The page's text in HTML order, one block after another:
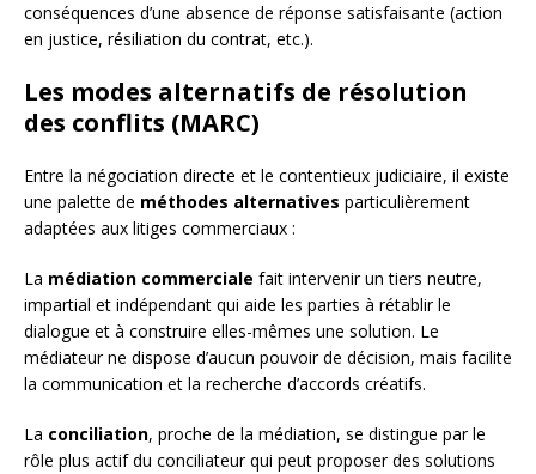
conséquences d’une absence de réponse satisfaisante (action
en justice, résiliation du contrat, etc.).
Les modes alternatifs de résolution
des conflits (MARC)
Entre la négociation directe et le contentieux judiciaire, il existe
une palette de méthodes alternatives particulièrement
adaptées aux litiges commerciaux :
La médiation commerciale fait intervenir un tiers neutre,
impartial et indépendant qui aide les parties à rétablir le
dialogue et à construire elles-mêmes une solution. Le
médiateur ne dispose d’aucun pouvoir de décision, mais facilite
la communication et la recherche d’accords créatifs.
La conciliation, proche de la médiation, se distingue par le
rôle plus actif du conciliateur qui peut proposer des solutions